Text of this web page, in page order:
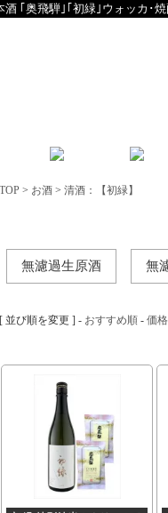
奥飛騨｣｢初緑｣ウォッカ･焼
TOP > お酒 > 清酒：【初緑】
無濾過生原酒 無
[ 並び順を変更 ] - おすすめ順 - 価